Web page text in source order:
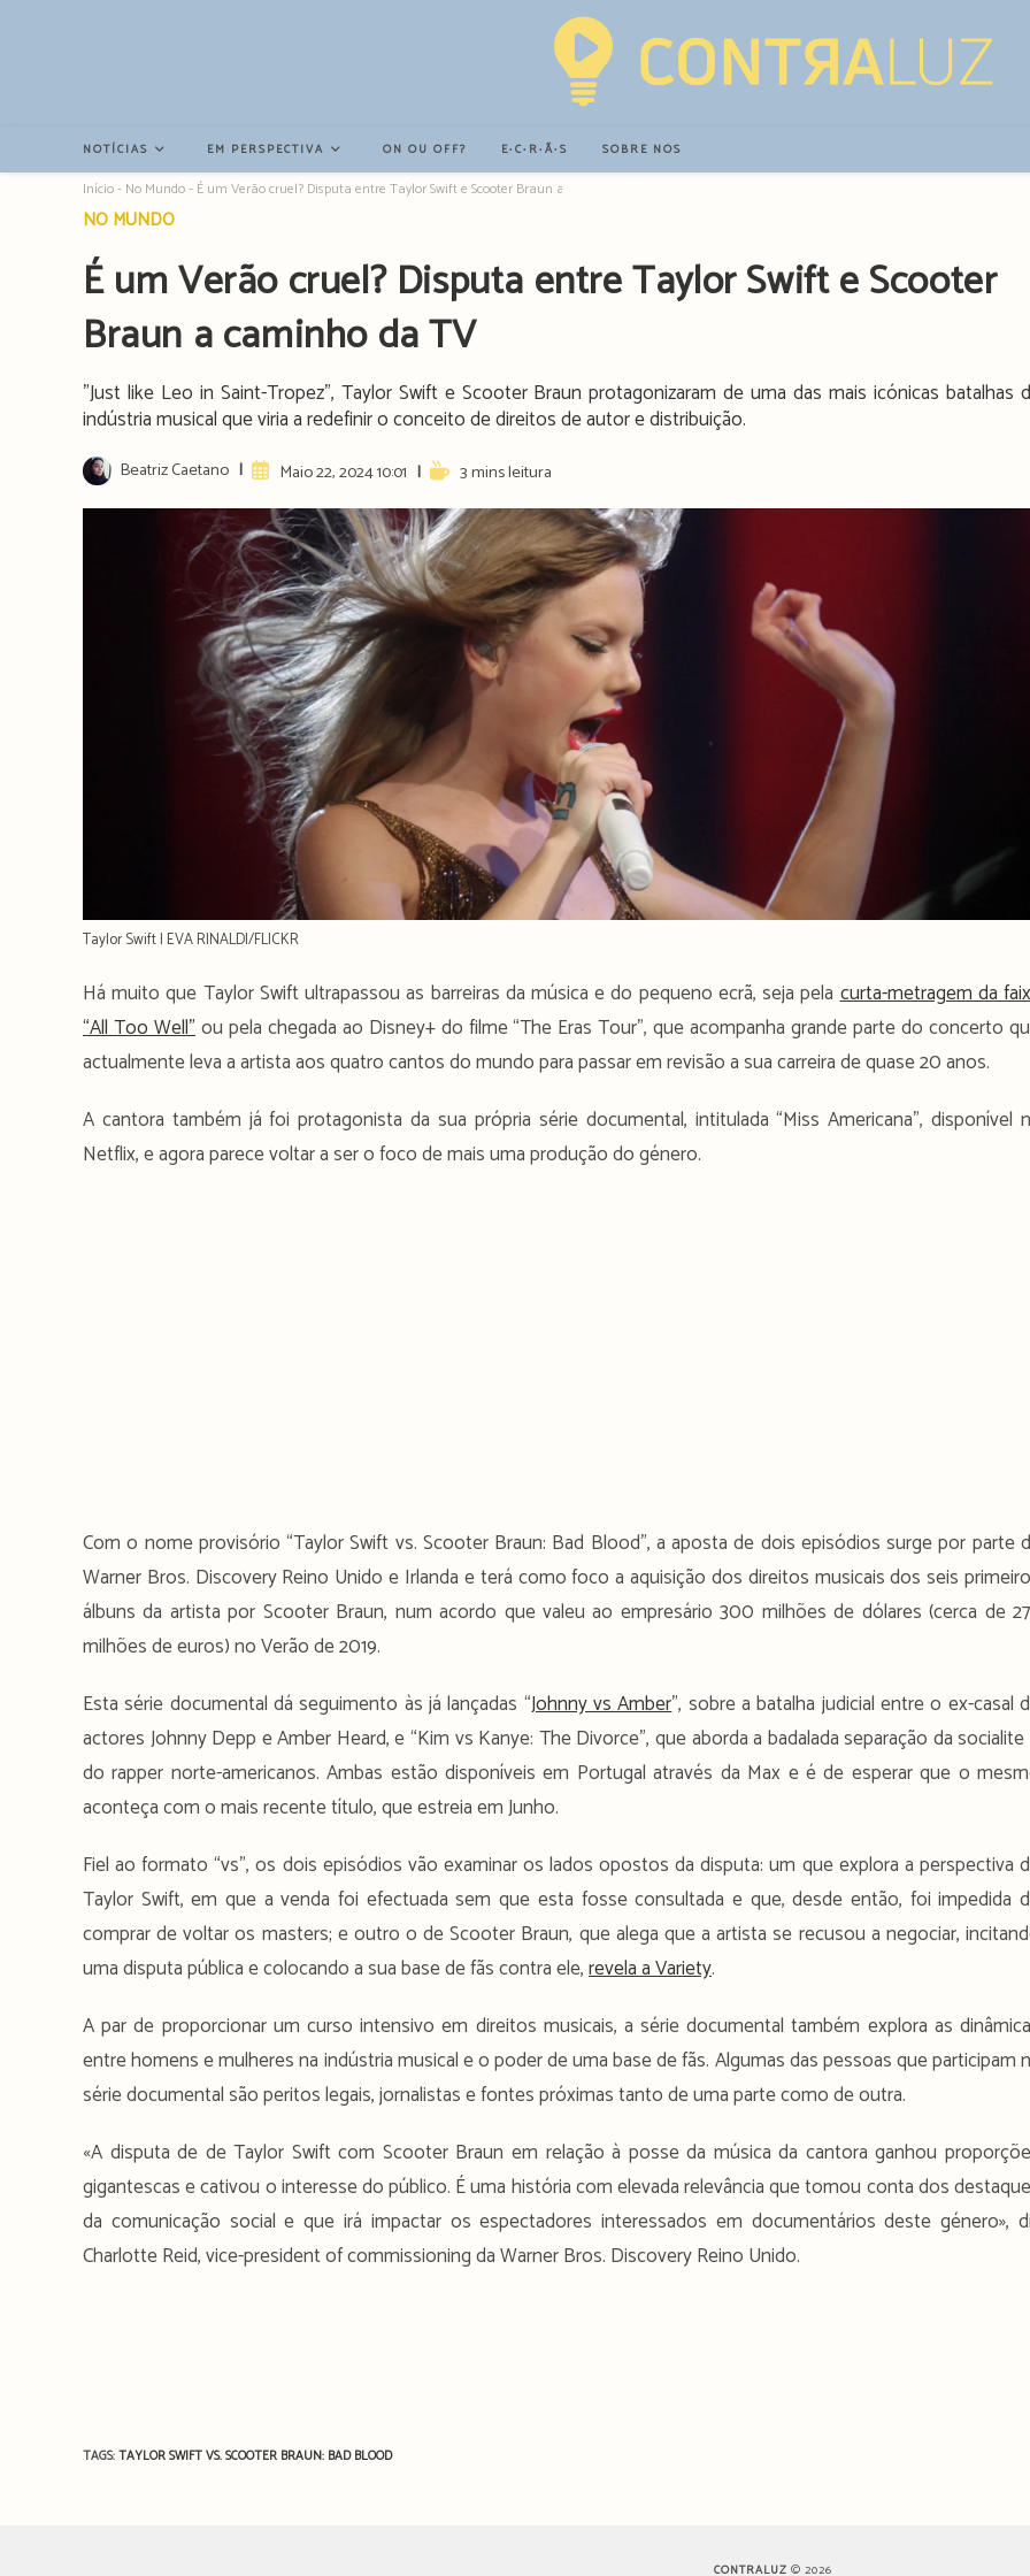
NOTÍCIAS EM PERSPECTIVA ON OU OFF? E∙C∙R∙Ã∙S SOBRE NÓS
Início- No Mundo- É um Verão cruel? Disputa entre Taylor Swift e Scooter Braun a caminho da TV
Post
NO MUNDO
É um Verão cruel? Disputa entre Taylor Swift e Scooter
Braun a caminho da TV
"Just like Leo in Saint-Tropez", Taylor Swift e Scooter Braun protagonizaram de uma das mais icónicas batalhas
indústria musical que viria a redefinir o conceito de direitos de autor e distribuição.
Post
author:
Beatriz Caetano
ArtigoMaio 22, 2024 10:01
Reading3 mins leitura
Taylor Swift | EVA RINALDI/FLICKR
Há muito que Taylor Swift ultrapassou as barreiras da música e do pequeno ecrã, seja pelacurta-metragem da
“All Too Well”ou pela chegada ao Disney+ do filme “The Eras Tour”, que acompanha grande parte do concerto
actualmente leva a artista aos quatro cantos do mundo para passar em revisão a sua carreira de quase 20 anos.
A cantora também já foi protagonista da sua própria série documental, intitulada “Miss Americana”, disponível
Netflix, e agora parece voltar a ser o foco de mais uma produção do género.
Com o nome provisório “Taylor Swift vs. Scooter Braun: Bad Blood”, a aposta de dois episódios surge por parte
Warner Bros. Discovery Reino Unido e Irlanda e terá como foco a aquisição dos direitos musicais dos seis
álbuns da artista por Scooter Braun, num acordo que valeu ao empresário 300 milhões de dólares (cerca de
milhões de euros) no Verão de 2019.
Esta série documental dá seguimento às já lançadas “Johnny vs Amber”, sobre a batalha judicial entre o ex-casal
actores Johnny Depp e Amber Heard, e “Kim vs Kanye: The Divorce”, que aborda a badalada separação da
do rapper norte-americanos. Ambas estão disponíveis em Portugal através da Max e é de esperar que o
aconteça com o mais recente título, que estreia em Junho.
Fiel ao formato “vs”, os dois episódios vão examinar os lados opostos da disputa: um que explora a perspectiva
Taylor Swift, em que a venda foi efectuada sem que esta fosse consultada e que, desde então, foi impedida
comprar de voltar os masters; e outro o de Scooter Braun, que alega que a artista se recusou a negociar,
uma disputa pública e colocando a sua base de fãs contra ele,revela a Variety.
A par de proporcionar um curso intensivo em direitos musicais, a série documental também explora as
entre homens e mulheres na indústria musical e o poder de uma base de fãs. Algumas das pessoas que participam
série documental são peritos legais, jornalistas e fontes próximas tanto de uma parte como de outra.
«A disputa de de Taylor Swift com Scooter Braun em relação à posse da música da cantora ganhou
gigantescas e cativou o interesse do público. É uma história com elevada relevância que tomou conta dos
da comunicação social e que irá impactar os espectadores interessados em documentários deste género»,
Charlotte Reid, vice-president of commissioning da Warner Bros. Discovery Reino Unido.
TAGS:TAYLOR SWIFT VS. SCOOTER BRAUN: BAD BLOOD
CONTRALUZ © 2026